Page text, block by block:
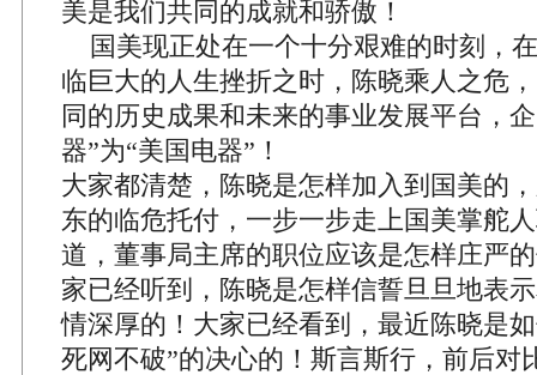
美是我们共同的成就和骄傲！
国美现正处在一个十分艰难的时刻，
临巨大的人生挫折之时，陈晓乘人之危
同的历史成果和未来的事业发展平台，
器”为“美国电器”！
大家都清楚，陈晓是怎样加入到国美的
东的临危托付，一步一步走上国美掌舵
道，董事局主席的职位应该是怎样庄严
家已经听到，陈晓是怎样信誓旦旦地表
情深厚的！大家已经看到，最近陈晓是
死网不破”的决心的！斯言斯行，前后对